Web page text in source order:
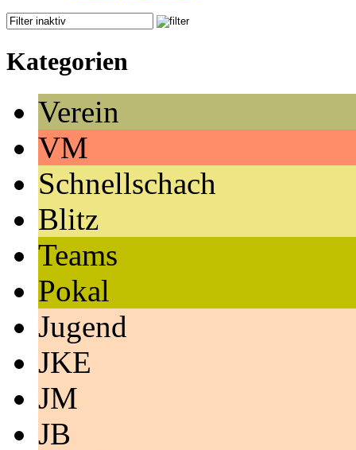
Kategorien
Verein
VM
Schnellschach
Blitz
Teams
Pokal
Jugend
JKE
JM
JB